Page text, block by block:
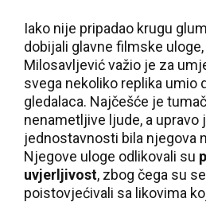
Iako nije pripadao krugu
dobijali glavne filmske uloge,
Milosavljević važio je za
svega nekoliko replika umio
gledalaca. Najčešće je
nenametljive ljude, a upravo
jednostavnosti bila njegova
Njegove uloge odlikovali su
uvjerljivost, zbog čega su
poistovjećivali sa likovima